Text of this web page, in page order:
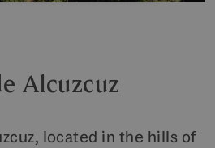
Alcuzcuz
located in the hills of